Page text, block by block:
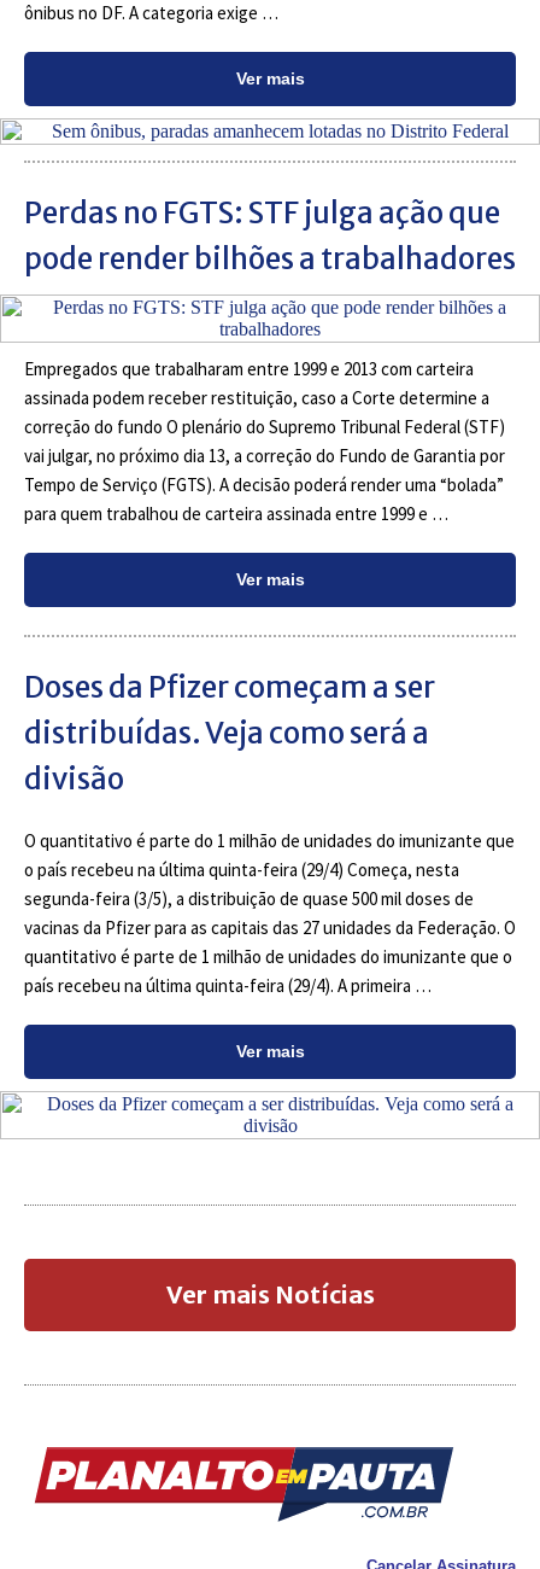
ônibus no DF. A categoria exige …
Ver mais
Perdas no FGTS: STF julga ação que
pode render bilhões a trabalhadores
Empregados que trabalharam entre 1999 e 2013 com carteira
assinada podem receber restituição, caso a Corte determine a
correção do fundo O plenário do Supremo Tribunal Federal (STF)
vai julgar, no próximo dia 13, a correção do Fundo de Garantia por
Tempo de Serviço (FGTS). A decisão poderá render uma “bolada”
para quem trabalhou de carteira assinada entre 1999 e …
Ver mais
Doses da Pfizer começam a ser
distribuídas. Veja como será a
divisão
O quantitativo é parte do 1 milhão de unidades do imunizante que
o país recebeu na última quinta-feira (29/4) Começa, nesta
segunda-feira (3/5), a distribuição de quase 500 mil doses de
vacinas da Pfizer para as capitais das 27 unidades da Federação. O
quantitativo é parte de 1 milhão de unidades do imunizante que o
país recebeu na última quinta-feira (29/4). A primeira …
Ver mais
Ver mais Notícias